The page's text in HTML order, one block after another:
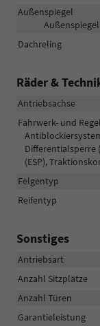
Außenspiegel
Dachreling
Räder &
Antriebsachse
Fahrwerk- und
Differentialsperre
(ESP),
Felgentyp
Reifentyp
Sonstiges
Antriebsart
Anzahl Sitzplätze
Anzahl Türen
Garantieleistung